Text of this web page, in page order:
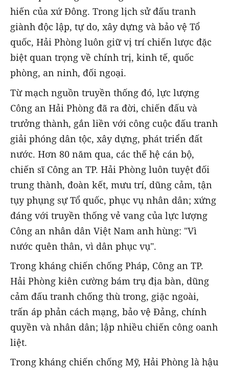
hiến của xứ Đông. Trong lịch sử đấu tranh
giành độc lập, tự do, xây dựng và bảo vệ Tổ
quốc, Hải Phòng luôn giữ vị trí chiến lược đặc
biệt quan trọng về chính trị, kinh tế, quốc
phòng, an ninh, đối ngoại.
Từ mạch nguồn truyền thống đó, lực lượng
Công an Hải Phòng đã ra đời, chiến đấu và
trưởng thành, gắn liền với công cuộc đấu tranh
giải phóng dân tộc, xây dựng, phát triển đất
nước. Hơn 80 năm qua, các thế hệ cán bộ,
chiến sĩ Công an TP. Hải Phòng luôn tuyệt đối
trung thành, đoàn kết, mưu trí, dũng cảm, tận
tụy phụng sự Tổ quốc, phục vụ nhân dân; xứng
đáng với truyền thống vẻ vang của lực lượng
Công an nhân dân Việt Nam anh hùng: "Vì
nước quên thân, vì dân phục vụ".
Trong kháng chiến chống Pháp, Công an TP.
Hải Phòng kiên cường bám trụ địa bàn, dũng
cảm đấu tranh chống thù trong, giặc ngoài,
trấn áp phản cách mạng, bảo vệ Đảng, chính
quyền và nhân dân; lập nhiều chiến công oanh
liệt.
Trong kháng chiến chống Mỹ, Hải Phòng là hậu